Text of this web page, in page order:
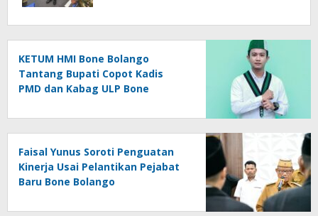
KETUM HMI Bone Bolango
Tantang Bupati Copot Kadis
PMD dan Kabag ULP Bone
of Power’
Faisal Yunus Soroti Penguatan
Kinerja Usai Pelantikan Pejabat
Baru Bone Bolango